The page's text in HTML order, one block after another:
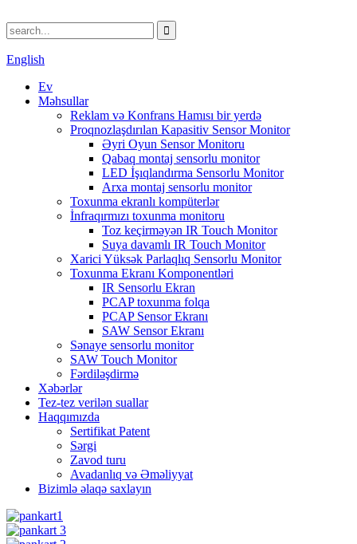
English
Ev
Məhsullar
Reklam və Konfrans Hamısı bir yerdə
Proqnozlaşdırılan Kapasitiv Sensor Monitor
Əyri Oyun Sensor Monitoru
Qabaq montaj sensorlu monitor
LED İşıqlandırma Sensorlu Monitor
Arxa montaj sensorlu monitor
Toxunma ekranlı kompüterlər
İnfraqırmızı toxunma monitoru
Toz keçirməyən IR Touch Monitor
Suya davamlı IR Touch Monitor
Xarici Yüksək Parlaqlıq Sensorlu Monitor
Toxunma Ekranı Komponentləri
IR Sensorlu Ekran
PCAP toxunma folqa
PCAP Sensor Ekranı
SAW Sensor Ekranı
Sənaye sensorlu monitor
SAW Touch Monitor
Fərdiləşdirmə
Xəbərlər
Tez-tez verilən suallar
Haqqımızda
Sertifikat Patent
Sərgi
Zavod turu
Avadanlıq və Əməliyyat
Bizimlə əlaqə saxlayın